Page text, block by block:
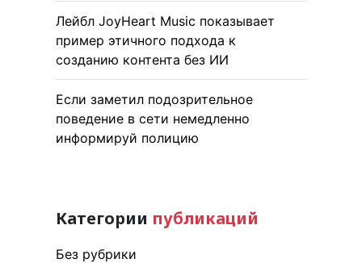
Лейбл JoyHeart Music показывает
пример этичного подхода к
созданию контента без ИИ
Если заметил подозрительное
поведение в сети немедленно
информируй полицию
Категории публикаций
Без рубрики